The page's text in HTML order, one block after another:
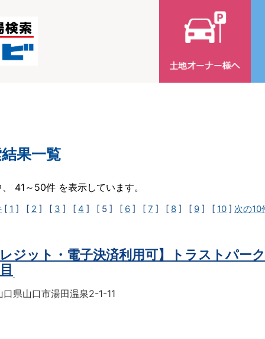
果一覧
41～50件 を表示しています。
[ 1 ] [ 2 ] [ 3 ] [ 4 ] [ 5 ] [ 6 ] [ 7 ] [ 8 ] [ 9 ] [ 10 ] 次の10
レジット・電子決済利用可】トラストパー
口県山口市湯田温泉2-1-11